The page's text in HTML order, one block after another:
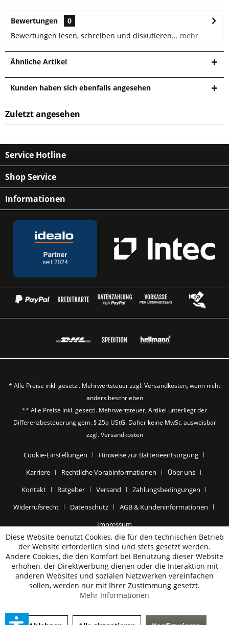
Bewertungen
0
Bewertungen lesen, schreiben und diskutieren... mehr
Ähnliche Artikel
Kunden haben sich ebenfalls angesehen
Zuletzt angesehen
Service Hotline
Shop Service
Informationen
* Alle Preise inkl. gesetzl. Mehrwertsteuer zzgl.Versandkosten, wenn nicht
anders beschrieben
** Alle Preise inkl. gesetzl. Mehrwertsteuer, Artikel unterliegt der
Differenzbesteuerung gem. § 25a UStG. Daher keine MwSt. ausweisbar
zzgl.Versandkosten
Cookie-Einstellungen
Hinweise zur Batterieentsorgung
Karriere
Rechtliche Vorabinformationen
Über uns
Kontakt
Ratgeber Versand
Zahlungsbedingungen
Widerrufsrecht
Datenschutz
AGB & Kundeninformationen
Impressum
Diese Website benutzt Cookies, die für den technischen Betrieb
der Website erforderlich sind und stets gesetzt werden.
Andere Cookies, die den Komfort bei Benutzung dieser Website
erhöhen, der Direktwerbung dienen oder die Interaktion mit
anderen Websites und sozialen Netzwerken vereinfachen
sollen, werden nur mit Ihrer Zustimmung gesetzt.
Mehr Informationen